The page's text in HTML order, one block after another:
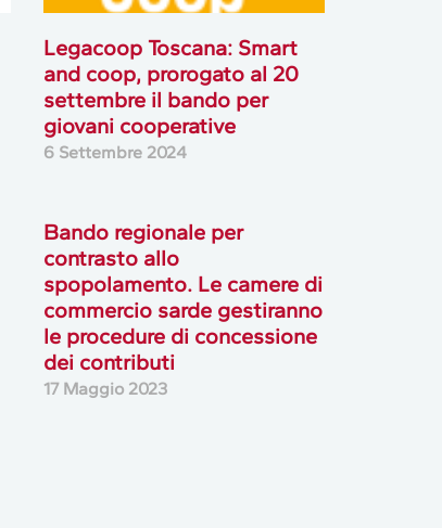
Legacoop Toscana: Smart
and coop, prorogato al 20
settembre il bando per
giovani cooperative
6 Settembre 2024
Bando regionale per
contrasto allo
spopolamento. Le camere di
commercio sarde gestiranno
le procedure di concessione
dei contributi
17 Maggio 2023